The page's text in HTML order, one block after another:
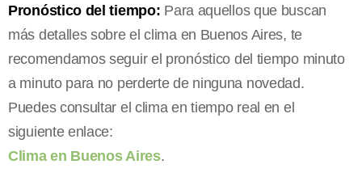
Pronóstico del tiempo: Para aquellos que buscan
más detalles sobre el clima en Buenos Aires, te
recomendamos seguir el pronóstico del tiempo minuto
a minuto para no perderte de ninguna novedad.
Puedes consultar el clima en tiempo real en el
siguiente enlace:
Clima en Buenos Aires.